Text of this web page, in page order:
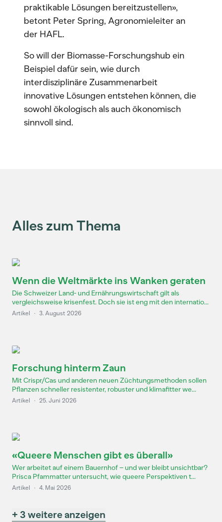
praktikable Lösungen bereitzustellen»,
betont Peter Spring, Agronomieleiter an
der HAFL.
So will der Biomasse-Forschungshub ein
Beispiel dafür sein, wie durch
interdisziplinäre Zusammenarbeit
innovative Lösungen entstehen können, die
sowohl ökologisch als auch ökonomisch
sinnvoll sind.
Alles zum Thema
Wenn die Weltmärkte ins Wanken geraten
Die Schweizer Land- und Ernährungswirtschaft gilt als
vergleichsweise krisenfest. Doch sie ist eng mit den internatio...
Artikel · 3. August 2026
Forschung hinterm Zaun
Mit Crispr/Cas und anderen neuen Züchtungsmethoden sollen
Pflanzen schneller resistenter, robuster und klimafitter we...
Artikel · 25. Juni 2026
«Queere Menschen gibt es überall»
Wer arbeitet auf einem Bauernhof – und wer bleibt unsichtbar?
Prisca Pfammatter untersucht, wie queere Perspektiven t...
Artikel · 4. Mai 2026
+ 3 weitere anzeigen